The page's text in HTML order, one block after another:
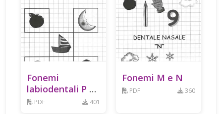
Fonemi
labiodentali P e
B PDF 401
Fonemi M e N
PDF 360